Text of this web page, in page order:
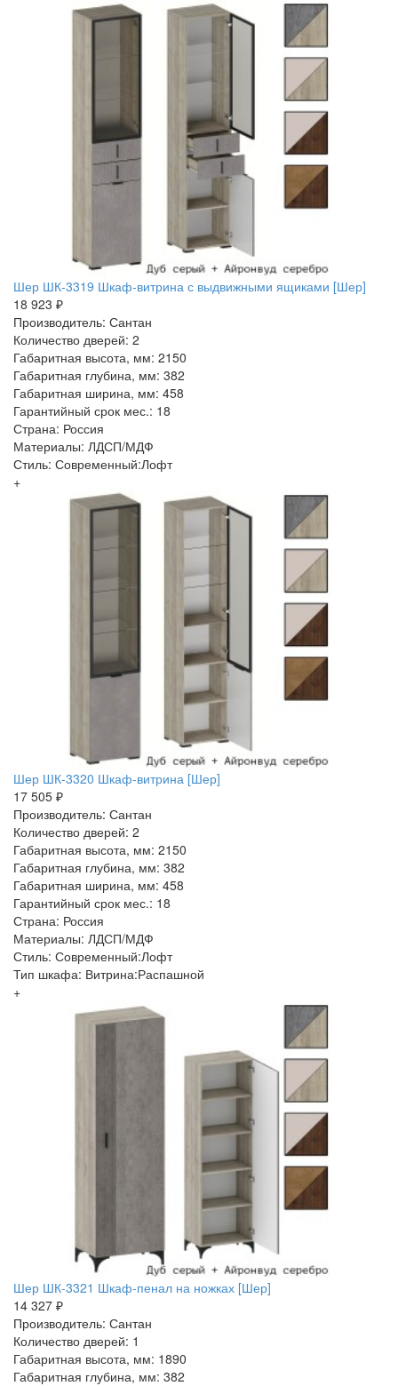
Шер ШК-3319 Шкаф-витрина с выдвижными ящиками [Шер]
18 923 ₽
Производитель: Сантан
Количество дверей: 2
Габаритная высота, мм: 2150
Габаритная глубина, мм: 382
Габаритная ширина, мм: 458
Гарантийный срок мес.: 18
Страна: Россия
Материалы: ЛДСП/МДФ
Стиль: Современный:Лофт
+
Шер ШК-3320 Шкаф-витрина [Шер]
17 505 ₽
Производитель: Сантан
Количество дверей: 2
Габаритная высота, мм: 2150
Габаритная глубина, мм: 382
Габаритная ширина, мм: 458
Гарантийный срок мес.: 18
Страна: Россия
Материалы: ЛДСП/МДФ
Стиль: Современный:Лофт
Тип шкафа: Витрина:Распашной
+
Шер ШК-3321 Шкаф-пенал на ножках [Шер]
14 327 ₽
Производитель: Сантан
Количество дверей: 1
Габаритная высота, мм: 1890
Габаритная глубина, мм: 382